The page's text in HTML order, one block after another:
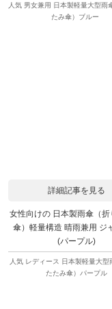
人気 男女兼用 日本製軽量大型雨
たみ傘）ブルー
詳細記事を見る
女性向けの 日本製雨傘（
傘）軽量構造 晴雨兼用 ジ
(パープル)
人気 レディース 日本製軽量大型
たたみ傘）パープル